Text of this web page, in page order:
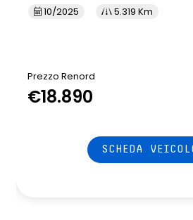
10/2025
5.319 Km
Prezzo Renord
€18.890
SCHEDA